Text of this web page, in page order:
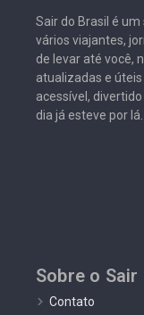
Sair do Brasil é
vários viajantes,
de levar até você,
atualizadas e
acessível,
dia já esteve por lá.
Sobre o Sair
Contato